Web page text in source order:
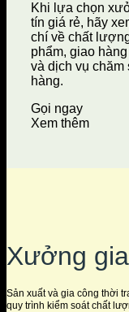
Khi lựa chọn
tín giá rẻ, hãy
chí về chất
phẩm, giao
và dịch vụ chăm
hàng.
Gọi ngay
Xem thêm
Xưởng
Sản xuất và gia công thời
quy trình kiểm soát chất